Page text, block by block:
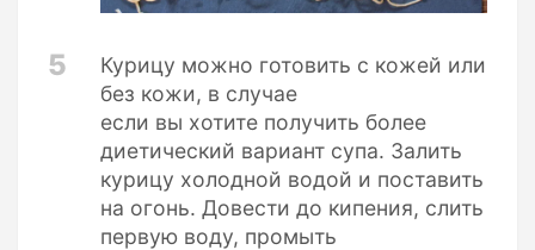
5
Курицу можно готовить с кожей или
без кожи, в случае
если вы хотите получить более
диетический вариант супа. Залить
курицу холодной водой и поставить
на огонь. Довести до кипения, слить
первую воду, промыть